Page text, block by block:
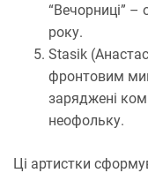
“Вечорниці” –
року.
Stasik
фронтовим
заряджені
неофольку.
Ці артистки